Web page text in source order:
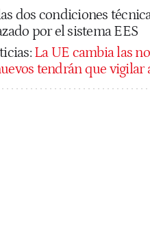
dos condiciones
por el sistema EES
La UE cambia las
tendrán que